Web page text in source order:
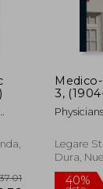
$ 585.89
3,
Inglés)
Legare
Dura,